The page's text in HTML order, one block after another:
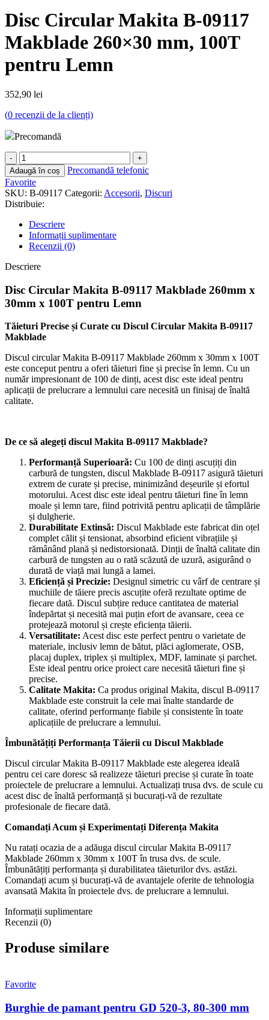
Disc Circular Makita B-09117
Makblade 260×30 mm, 100T
pentru Lemn
352,90 lei
(0 recenzii de la clienți)
Precomandă
Cantitate
Disc
Circular
Makita
B-
09117
Makblade
260x30
mm,
100T
pentru
Adaugă în coș
Precomandă telefonic
Favorite
SKU: B-09117 Categorii: Accesorii, Discuri
Distribuie:
Descriere
Informații suplimentare
Recenzii (0)
Descriere
Disc Circular Makita B-09117 Makblade 260mm x
30mm x 100T pentru Lemn
Tăieturi Precise și Curate cu Discul Circular Makita B-09117
Makblade
Discul circular Makita B-09117 Makblade 260mm x 30mm x 100T
este conceput pentru a oferi tăieturi fine și precise în lemn. Cu un
număr impresionant de 100 de dinți, acest disc este ideal pentru
aplicații de prelucrare a lemnului care necesită un finisaj de înaltă
calitate.
De ce să alegeți discul Makita B-09117 Makblade?
Performanță Superioară: Cu 100 de dinți ascuțiți din
carbură de tungsten, discul Makblade B-09117 asigură tăieturi
extrem de curate și precise, minimizând deșeurile și efortul
motorului. Acest disc este ideal pentru tăieturi fine în lemn
moale și lemn tare, fiind potrivită pentru aplicații de tâmplărie
și dulgherie.
Durabilitate Extinsă: Discul Makblade este fabricat din oțel
complet călit și tensionat, absorbind eficient vibrațiile și
rămânând plană și nedistorsionată. Dinții de înaltă calitate din
carbură de tungsten au o rată scăzută de uzură, asigurând o
durată de viață mai lungă a lamei.
Eficiență și Precizie: Designul simetric cu vârf de centrare și
muchiile de tăiere precis ascuțite oferă rezultate optime de
fiecare dată. Discul subțire reduce cantitatea de material
îndepărtat și necesită mai puțin efort de avansare, ceea ce
protejează motorul și crește eficiența tăierii.
Versatilitate: Acest disc este perfect pentru o varietate de
materiale, inclusiv lemn de bătut, plăci aglomerate, OSB,
placaj duplex, triplex și multiplex, MDF, laminate și parchet.
Este ideal pentru orice proiect care necesită tăieturi fine și
precise.
Calitate Makita: Ca produs original Makita, discul B-09117
Makblade este construit la cele mai înalte standarde de
calitate, oferind performanțe fiabile și consistente în toate
aplicațiile de prelucrare a lemnului.
Îmbunătățiți Performanța Tăierii cu Discul Makblade
Discul circular Makita B-09117 Makblade este alegerea ideală
pentru cei care doresc să realizeze tăieturi precise și curate în toate
proiectele de prelucrare a lemnului. Actualizați trusa dvs. de scule cu
acest disc de înaltă performanță și bucurați-vă de rezultate
profesionale de fiecare dată.
Comandați Acum și Experimentați Diferența Makita
Nu ratați ocazia de a adăuga discul circular Makita B-09117
Makblade 260mm x 30mm x 100T în trusa dvs. de scule.
Îmbunătățiți performanța și durabilitatea tăieturilor dvs. astăzi.
Comandați acum și bucurați-vă de avantajele oferite de tehnologia
avansată Makita în proiectele dvs. de prelucrare a lemnului.
Informații suplimentare
Recenzii (0)
Produse similare
Favorite
Burghie de pamant pentru GD 520-3, 80-300 mm